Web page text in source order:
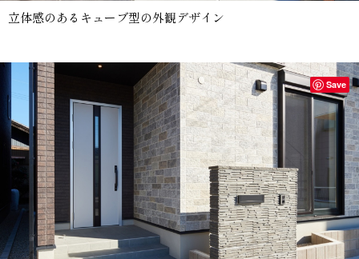
立体感のあるキューブ型の外観デザイン
Save